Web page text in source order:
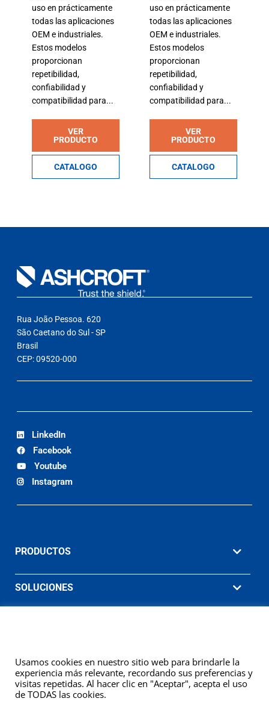
uso en prácticamente
todas las aplicaciones
OEM e industriales.
Estos modelos
proporcionan
repetibilidad,
confiabilidad y
compatibilidad para...
VER
PRODUCTO
CATALOGO
uso en prácticamente
todas las aplicaciones
OEM e industriales.
Estos modelos
proporcionan
repetibilidad,
confiabilidad y
compatibilidad para...
VER
PRODUCTO
CATALOGO
Rua João Pessoa. 620
São Caetano do Sul - SP
Brasil
CEP: 09520-000
LinkedIn
Facebook
Youtube
Instagram
PRODUCTOS
SOLUCIONES
EMPRESA
Usamos cookies en nuestro sitio web para brindarle la
experiencia más relevante, recordando sus preferencias y
visitas repetidas. Al hacer clic en "Aceptar", acepta el uso
de TODAS las cookies.